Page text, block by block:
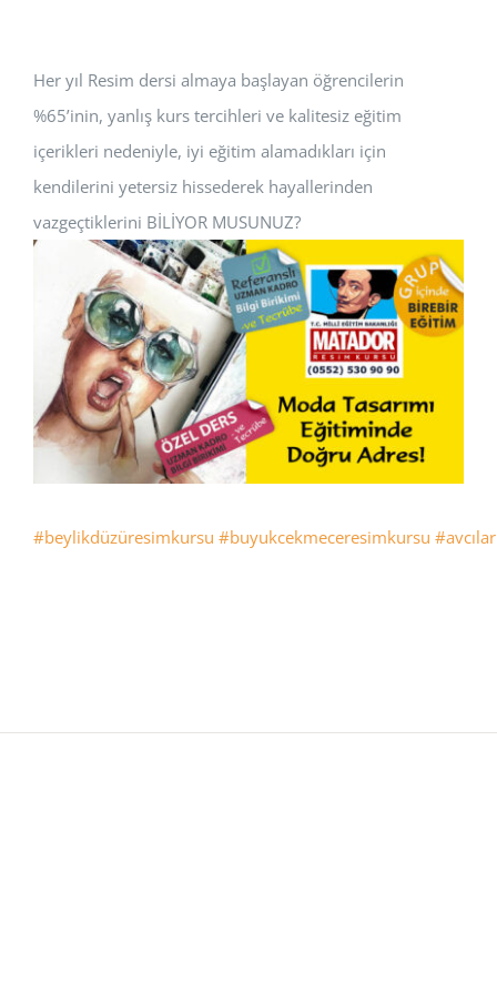
Her yıl Resim dersi almaya başlayan öğrencilerin
%65’inin, yanlış kurs tercihleri ve kalitesiz eğitim
içerikleri nedeniyle, iyi eğitim alamadıkları için
kendilerini yetersiz hissederek hayallerinden
vazgeçtiklerini BİLİYOR MUSUNUZ?
#beylikdüzüresimkursu #buyukcekmeceresimkursu